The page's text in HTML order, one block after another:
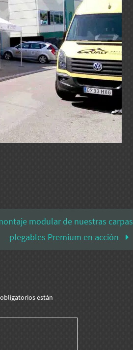
modular de nuestras carpas
plegables Premium en acción
están